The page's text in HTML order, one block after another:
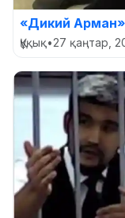
«Дикий
Құқық•27 қаңтар,